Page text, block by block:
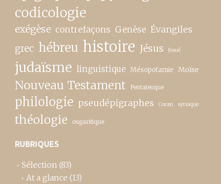
codicologie
exégèse contrefaçons Genèse Évangiles
grec hébreu histoire Jésus Josué
judaïsme linguistique Mésopotamie Moïse
Nouveau Testament Pentateuque
philologie pseudépigraphes Coran syriaque
théologie ougaritique
RUBRIQUES
Sélection (83)
At a glance (13)